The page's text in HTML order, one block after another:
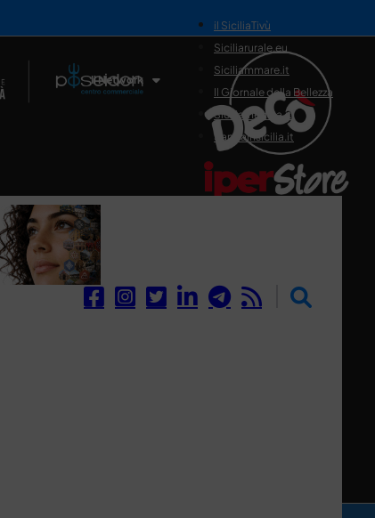
Il Network
il SiciliaTivù
Siciliarurale.eu
Siciliammare.it
Il Giornale della Bellezza
Siciliamedica.it
Sanitainsicilia.it